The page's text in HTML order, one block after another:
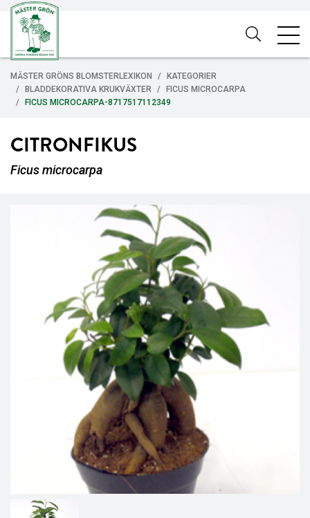
MÄSTER GRÖNS BLOMSTERLEXIKON
KATEGORIER
BLADDEKORATIVA KRUKVÄXTER
FICUS MICROCARPA
FICUS MICROCARPA-8717517112349
CITRONFIKUS
Ficus microcarpa